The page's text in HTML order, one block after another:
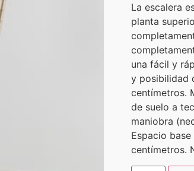
La escalera
planta
una fácil y
y posibilidad
centímetros.
de suelo a
maniobra
Espacio
centímetros.